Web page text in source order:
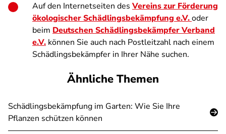
Auf den Internetseiten des Vereins zur Förderung
ökologischer Schädlingsbekämpfung e.V.oder
beim Deutschen Schädlingsbekämpfer Verband
e.V. können Sie auch nach Postleitzahl nach einem
Schädlingsbekämpfer in Ihrer Nähe suchen.
Ähnliche Themen
Schädlingsbekämpfung im Garten: Wie Sie Ihre
Pflanzen schützen können